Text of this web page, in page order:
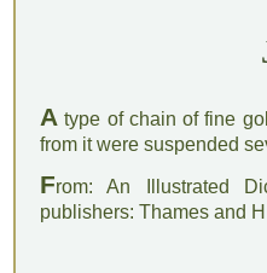
A type of chain of fine
from it were suspended
From: An Illustrated
publishers: Thames and